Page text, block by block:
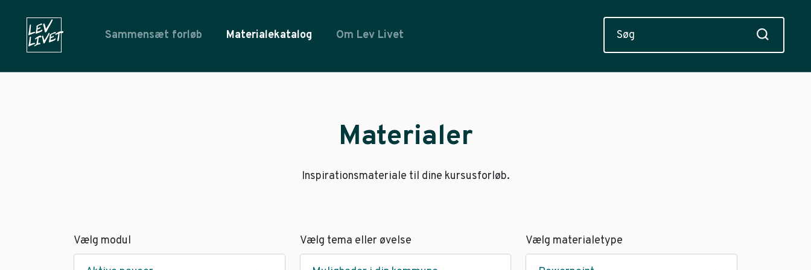
Sammensæt forløb Materialekatalog Om Lev Livet
Materialer
Inspirationsmateriale til dine kursusforløb.
Vælg modul Vælg tema eller øvelse Vælg materialetype